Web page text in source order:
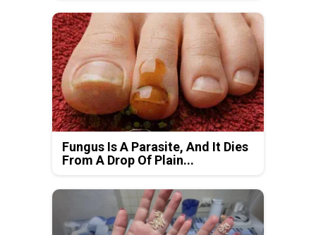
Fungus Is A Parasite, And It Dies
From A Drop Of Plain...